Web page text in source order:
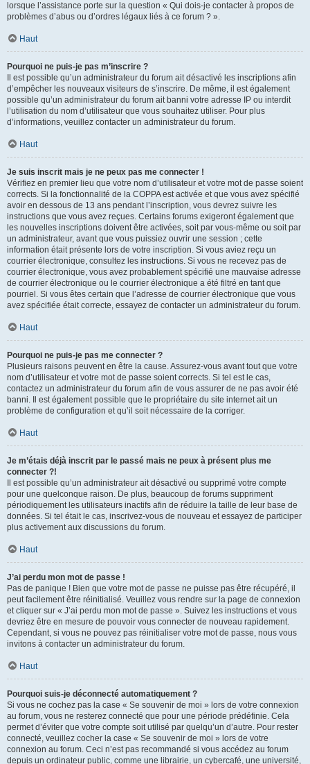
lorsque l’assistance porte sur la question « Qui dois-je contacter à propos de
problèmes d’abus ou d’ordres légaux liés à ce forum ? ».
Haut
Pourquoi ne puis-je pas m’inscrire ?
Il est possible qu’un administrateur du forum ait désactivé les inscriptions afin
d’empêcher les nouveaux visiteurs de s’inscrire. De même, il est également
possible qu’un administrateur du forum ait banni votre adresse IP ou interdit
l’utilisation du nom d’utilisateur que vous souhaitez utiliser. Pour plus
d’informations, veuillez contacter un administrateur du forum.
Haut
Je suis inscrit mais je ne peux pas me connecter !
Vérifiez en premier lieu que votre nom d’utilisateur et votre mot de passe soient
corrects. Si la fonctionnalité de la COPPA est activée et que vous avez spécifié
avoir en dessous de 13 ans pendant l’inscription, vous devrez suivre les
instructions que vous avez reçues. Certains forums exigeront également que
les nouvelles inscriptions doivent être activées, soit par vous-même ou soit par
un administrateur, avant que vous puissiez ouvrir une session ; cette
information était présente lors de votre inscription. Si vous aviez reçu un
courrier électronique, consultez les instructions. Si vous ne recevez pas de
courrier électronique, vous avez probablement spécifié une mauvaise adresse
de courrier électronique ou le courrier électronique a été filtré en tant que
pourriel. Si vous êtes certain que l’adresse de courrier électronique que vous
avez spécifiée était correcte, essayez de contacter un administrateur du forum.
Haut
Pourquoi ne puis-je pas me connecter ?
Plusieurs raisons peuvent en être la cause. Assurez-vous avant tout que votre
nom d’utilisateur et votre mot de passe soient corrects. Si tel est le cas,
contactez un administrateur du forum afin de vous assurer de ne pas avoir été
banni. Il est également possible que le propriétaire du site internet ait un
problème de configuration et qu’il soit nécessaire de la corriger.
Haut
Je m’étais déjà inscrit par le passé mais ne peux à présent plus me
connecter ?!
Il est possible qu’un administrateur ait désactivé ou supprimé votre compte
pour une quelconque raison. De plus, beaucoup de forums suppriment
périodiquement les utilisateurs inactifs afin de réduire la taille de leur base de
données. Si tel était le cas, inscrivez-vous de nouveau et essayez de participer
plus activement aux discussions du forum.
Haut
J’ai perdu mon mot de passe !
Pas de panique ! Bien que votre mot de passe ne puisse pas être récupéré, il
peut facilement être réinitialisé. Veuillez vous rendre sur la page de connexion
et cliquer sur « J’ai perdu mon mot de passe ». Suivez les instructions et vous
devriez être en mesure de pouvoir vous connecter de nouveau rapidement.
Cependant, si vous ne pouvez pas réinitialiser votre mot de passe, nous vous
invitons à contacter un administrateur du forum.
Haut
Pourquoi suis-je déconnecté automatiquement ?
Si vous ne cochez pas la case « Se souvenir de moi » lors de votre connexion
au forum, vous ne resterez connecté que pour une période prédéfinie. Cela
permet d’éviter que votre compte soit utilisé par quelqu’un d’autre. Pour rester
connecté, veuillez cocher la case « Se souvenir de moi » lors de votre
connexion au forum. Ceci n’est pas recommandé si vous accédez au forum
depuis un ordinateur public, comme une librairie, un cybercafé, une université,